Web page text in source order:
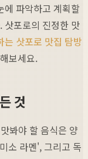
에 파악하고 계획할
삿포로의 진정한 맛
는 삿포로 맛집 탐방
보세요.
것
봐야 할 음식은 양
소 라멘', 그리고 독